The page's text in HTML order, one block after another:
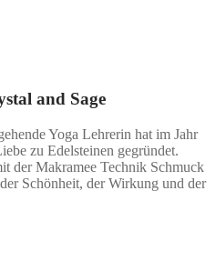
and Sage
Yoga Lehrerin hat im Jahr
zu Edelsteinen gegründet.
der Makramee Technik Schmuck
Schönheit, der Wirkung und der